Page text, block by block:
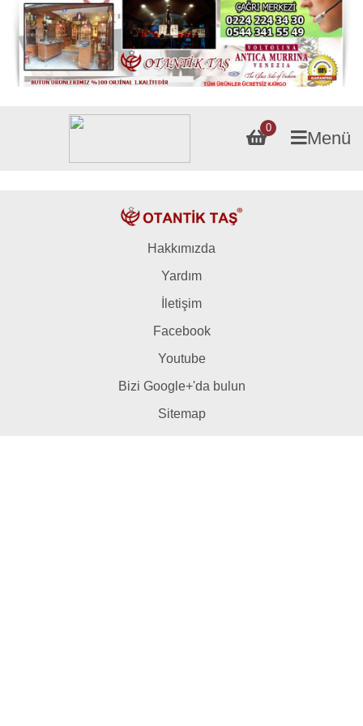
0
Menü
Hakkımızda
Yardım
İletişim
Facebook
Youtube
Bizi Google+'da bulun
Sitemap